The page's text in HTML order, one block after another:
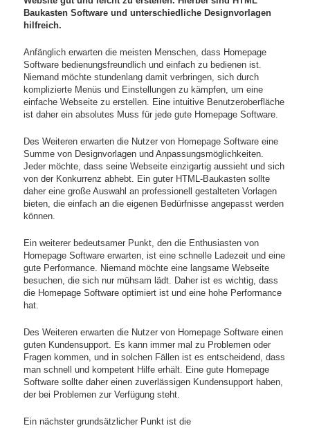
Baukasten Software und unterschiedliche Designvorlagen
hilfreich.
Anfänglich erwarten die meisten Menschen, dass Homepage
Software bedienungsfreundlich und einfach zu bedienen ist.
Niemand möchte stundenlang damit verbringen, sich durch
komplizierte Menüs und Einstellungen zu kämpfen, um eine
einfache Webseite zu erstellen. Eine intuitive Benutzeroberfläche
ist daher ein absolutes Muss für jede gute Homepage Software.
Des Weiteren erwarten die Nutzer von Homepage Software eine
Summe von Designvorlagen und Anpassungsmöglichkeiten.
Jeder möchte, dass seine Webseite einzigartig aussieht und sich
von der Konkurrenz abhebt. Ein guter HTML-Baukasten sollte
daher eine große Auswahl an professionell gestalteten Vorlagen
bieten, die einfach an die eigenen Bedürfnisse angepasst werden
können.
Ein weiterer bedeutsamer Punkt, den die Enthusiasten von
Homepage Software erwarten, ist eine schnelle Ladezeit und eine
gute Performance. Niemand möchte eine langsame Webseite
besuchen, die sich nur mühsam lädt. Daher ist es wichtig, dass
die Homepage Software optimiert ist und eine hohe Performance
hat.
Des Weiteren erwarten die Nutzer von Homepage Software einen
guten Kundensupport. Es kann immer mal zu Problemen oder
Fragen kommen, und in solchen Fällen ist es entscheidend, dass
man schnell und kompetent Hilfe erhält. Eine gute Homepage
Software sollte daher einen zuverlässigen Kundensupport haben,
der bei Problemen zur Verfügung steht.
Ein nächster grundsätzlicher Punkt ist die